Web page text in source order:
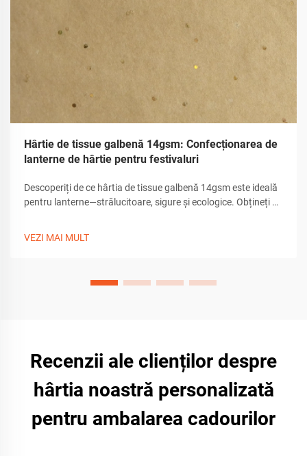
Hârtie de tissue galbenă 14gsm: Confecționarea de
lanterne de hârtie pentru festivaluri
Descoperiți de ce hârtia de tissue galbenă 14gsm este ideală
pentru lanterne—strălucitoare, sigure și ecologice. Obțineți o
VEZI MAI MULT
Recenzii ale clienților despre
hârtia noastră personalizată
pentru ambalarea cadourilor